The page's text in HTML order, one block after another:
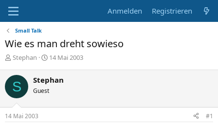
Anmelden Registrieren
Small Talk
Wie es man dreht sowieso
E
s
t
e
l
l
e
Stephan
E
t
e
l
14 Mai 2003
S Stephan
Guest
14 Mai 2003 #1